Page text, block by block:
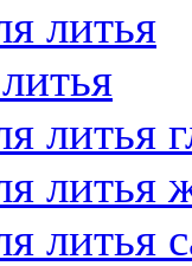
литья
литья
литья
литья